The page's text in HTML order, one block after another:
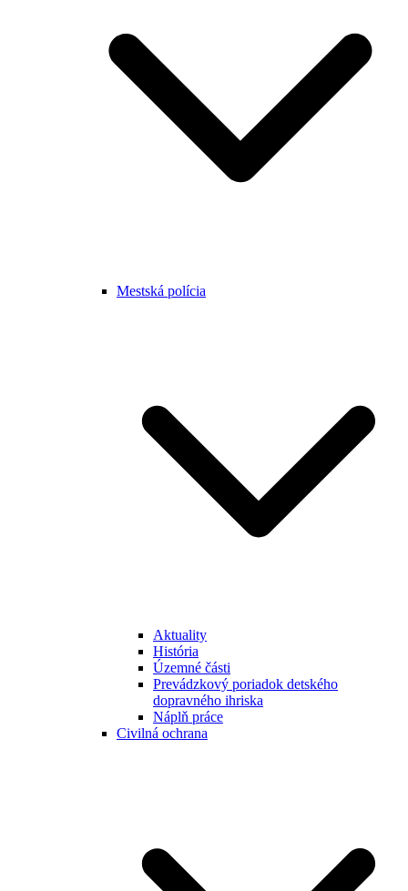
Mestská polícia
Aktuality
História
Územné části
Prevádzkový poriadok detského
dopravného ihriska
Náplň práce
Civilná ochrana